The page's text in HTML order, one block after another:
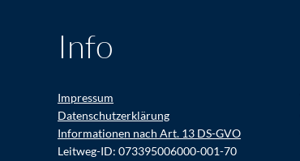
Info
Impressum
Datenschutzerklärung
Informationen nach Art. 13 DS-GVO
Leitweg-ID: 073395006000-001-70